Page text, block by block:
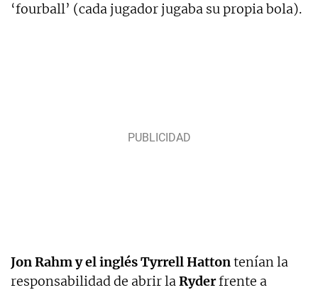
‘fourball’ (cada jugador jugaba su propia bola).
Jon Rahm y el inglés Tyrrell Hattontenían la
responsabilidad de abrir laRyderfrente a